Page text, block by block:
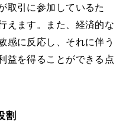
取引に参加しているた
えます。また、経済的な
感に反応し、それに伴う
益を得ることができる点
割